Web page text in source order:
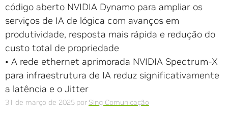
código aberto NVIDIA Dynamo para ampliar os
serviços de IA de lógica com avanços em
produtividade, resposta mais rápida e redução do
custo total de propriedade
• A rede ethernet aprimorada NVIDIA Spectrum-X
para infraestrutura de IA reduz significativamente
a latência e o Jitter
31 de março de 2025 por Sing Comunicação